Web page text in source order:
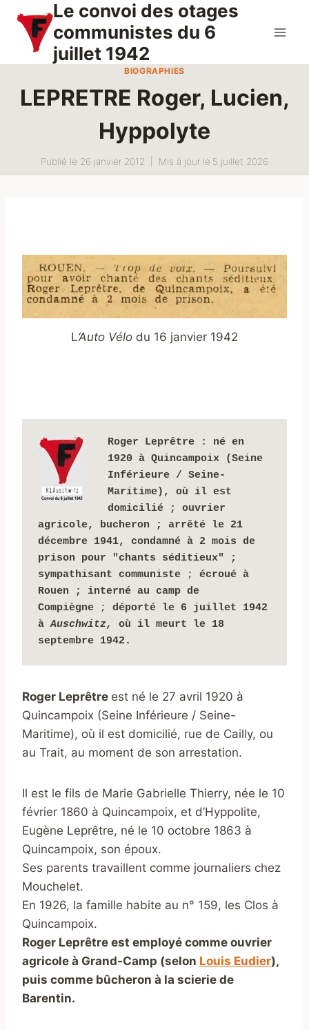
contenu
Le convoi des otages
communistes du 6
juillet 1942
BIOGRAPHIES
LEPRETRE Roger, Lucien,
Hyppolyte
Publié le 26 janvier 2012 Mis à jour le 5 juillet 2026
L‘Auto Vélo du 16 janvier 1942
Roger Leprêtre : né en
1920 à Quincampoix (Seine
Inférieure / Seine-
Maritime), où il est
domicilié ; ouvrier
agricole, bucheron ; arrêté le 21
décembre 1941, condamné à 2 mois de
prison pour "chants séditieux" ;
sympathisant communiste ; écroué à
Rouen ;
interné au camp de
Compiègne
; déporté le 6 juillet 1942
à Auschwitz, où il meurt le 18
septembre 1942.
Roger Leprêtre est né le 27 avril 1920 à
Quincampoix (Seine Inférieure / Seine-
Maritime), où il est domicilié, rue de Cailly, ou
au Trait, au moment de son arrestation.
Il est le fils de Marie Gabrielle Thierry, née le 10
février 1860 à Quincampoix, et d’Hyppolite,
Eugène Leprêtre, né le 10 octobre 1863 à
Quincampoix, son époux.
Ses parents travaillent comme journaliers chez
Mouchelet.
En 1926, la famille habite au n° 159, les Clos à
Quincampoix.
Roger Leprêtre est employé comme ouvrier
agricole à Grand-Camp (selon Louis Eudier),
puis comme bûcheron à la scierie de
Barentin.